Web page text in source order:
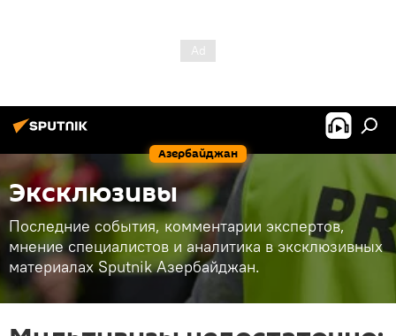
Азербайджан
Эксклюзивы
Последние события, комментарии экспертов,
мнение специалистов и аналитика в эксклюзивных
материалах Sputnik Азербайджан.